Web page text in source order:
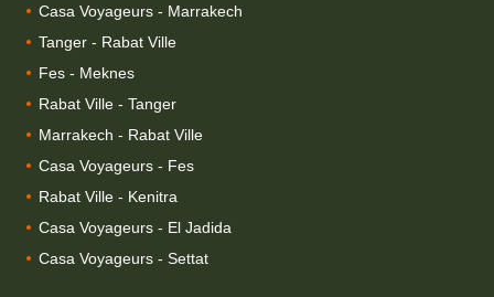
Casa Voyageurs - Marrakech
Tanger - Rabat Ville
Fes - Meknes
Rabat Ville - Tanger
Marrakech - Rabat Ville
Casa Voyageurs - Fes
Rabat Ville - Kenitra
Casa Voyageurs - El Jadida
Casa Voyageurs - Settat